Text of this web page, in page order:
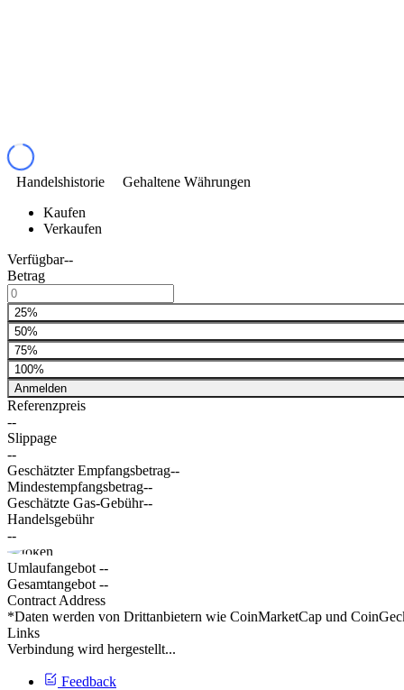
Handelshistorie
Gehaltene Währungen
Kaufen
Verkaufen
Verfügbar--
Betrag
25%
50%
75%
100%
Anmelden
Referenzpreis
--
Slippage
--
Geschätzter Empfangsbetrag--
Mindestempfangsbetrag--
Geschätzte Gas-Gebühr--
Handelsgebühr
--
Umlaufangebot --
Gesamtangebot --
Contract Address
*Daten werden von Drittanbietern wie CoinMarketCap und
Links
Verbindung wird hergestellt...
Feedback